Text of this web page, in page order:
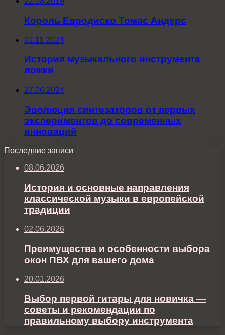
Король Евродиско Томас Андерс
01.11.2024
История музыкального инструмента
ложки
27.06.2024
Эволюция синтезаторов от первых
экспериментов до современных
инноваций
Последние записи
08.06.2026
История и основные направления
классической музыки в европейской
традиции
02.06.2026
Преимущества и особенности выбора
окон ПВХ для вашего дома
20.01.2026
Выбор первой гитары для новичка —
советы и рекомендации по
правильному выбору инструмента